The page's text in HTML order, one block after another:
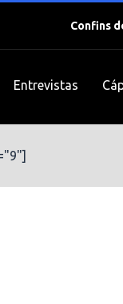
Confins
Entrevistas